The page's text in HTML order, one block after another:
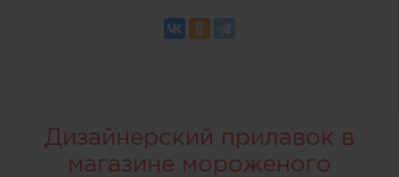
Дизайнерский прилавок в
магазине мороженого